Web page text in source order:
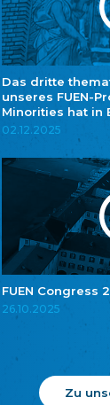
Das dritte
unseres FUEN-
Minorities hat in
02.12.2025
FUEN Congress
26.10.2025
Zu